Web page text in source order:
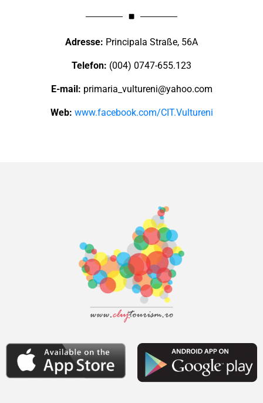
Adresse: Principala Straße, 56A
Telefon: (004) 0747-655.123
E-mail: primaria_vultureni@yahoo.com
Web: www.facebook.com/CIT.Vultureni